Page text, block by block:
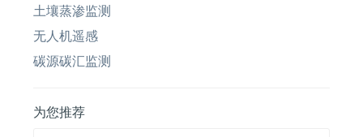
土壤蒸渗监测
无人机遥感
碳源碳汇监测
为您推荐